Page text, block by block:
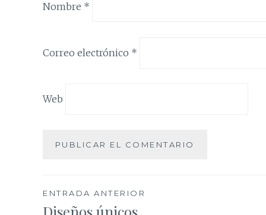
Nombre *
Correo electrónico *
Web
Navegación
ENTRADA ANTERIOR